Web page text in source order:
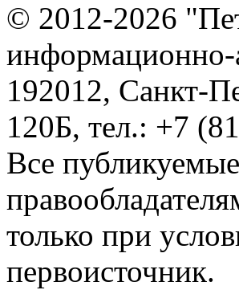
© 2012-2026
информационно-
192012, Санкт-
120Б, тел.: +7
Все
только при
первоисточник.